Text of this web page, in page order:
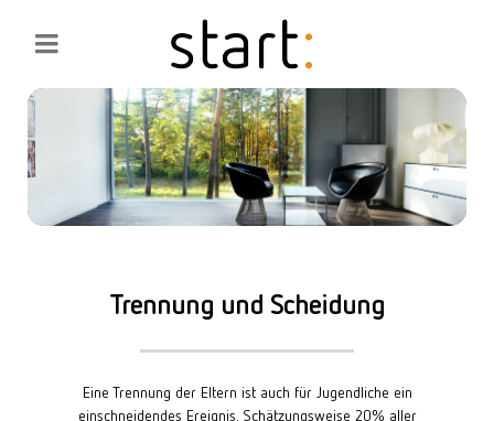
Trennung und Scheidung
Eine Trennung der Eltern ist auch für Jugendliche ein
einschneidendes Ereignis. Schätzungsweise 20% aller